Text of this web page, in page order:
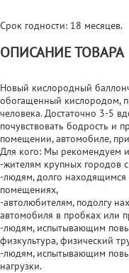
Срок годности: 18 месяцев.
ОПИСАНИЕ ТОВАРА
Новый кислородный
обогащенный кислородом,
человека. Достаточно 3-5
почувствовать бодрость и
помещении, автомобиле,
Для кого: Мы рекомендуем
-жителям крупных городов
-людям, долго
помещениях,
-автолюбителям, подолгу
автомобиля в пробках или
-людям, испытывающим
физкультура, физический
-людям, испытывающим
нагрузки.